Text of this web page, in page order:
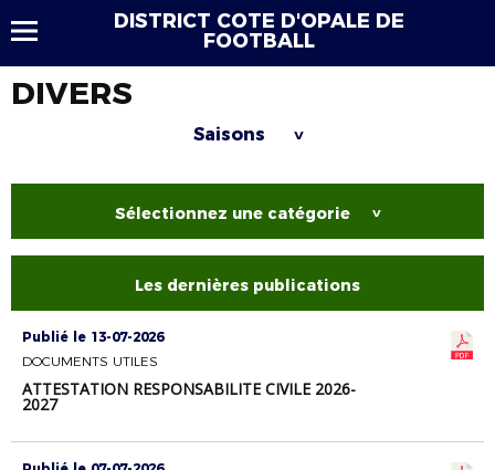
DISTRICT COTE D'OPALE DE
FOOTBALL
DIVERS
Saisons >
Sélectionnez une catégorie >
Les dernières publications
Publié le 13-07-2026
DOCUMENTS UTILES
ATTESTATION RESPONSABILITE CIVILE 2026-
2027